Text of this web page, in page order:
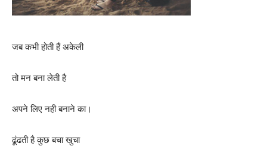
जब कभी होती हैं अकेली
तो मन बना लेती है
अपने लिए नही बनाने का।
ढूंढती है कुछ बचा खुचा